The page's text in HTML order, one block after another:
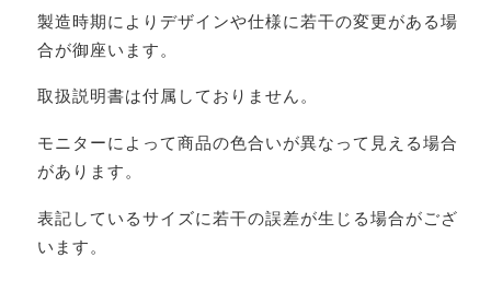
製造時期によりデザインや仕様に若干の変更がある場
合が御座います。
取扱説明書は付属しておりません。
モニターによって商品の色合いが異なって見える場合
があります。
表記しているサイズに若干の誤差が生じる場合がござ
います。